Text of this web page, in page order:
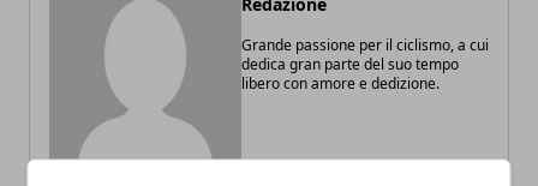
Grande passione per il ciclismo, a cui
dedica gran parte del suo tempo
libero con amore e dedizione.